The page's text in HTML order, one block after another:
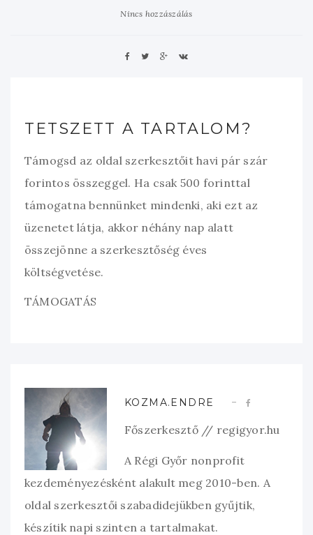
Nincs hozzászálás
TETSZETT A TARTALOM?
Támogsd az oldal szerkesztőit havi pár szár
forintos összeggel. Ha csak 500 forinttal
támogatna bennünket mindenki, aki ezt az
üzenetet látja, akkor néhány nap alatt
összejönne a szerkesztőség éves
költségvetése.
TÁMOGATÁS
KOZMA.ENDRE
Főszerkesztő // regigyor.hu
A Régi Győr nonprofit
kezdeményezésként alakult meg 2010-ben. A
oldal szerkesztői szabadidejükben gyűjtik,
készítik napi szinten a tartalmakat.